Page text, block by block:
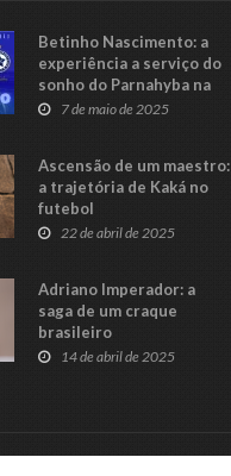
Betinho Nascimento: a
experiência a serviço do
sonho do Parnahyba na
Série C
7 de maio de 2025
Ascensão de um maestro:
a trajetória de Kaká no
futebol
22 de abril de 2025
Adriano Imperador: a
saga de um craque
brasileiro
14 de abril de 2025